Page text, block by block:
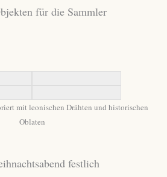
für die Sammler
mit leonischen Drähten und historischen
Oblaten
festlich